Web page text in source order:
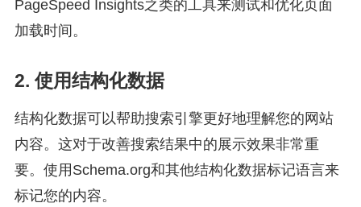
PageSpeed Insights之类的工具来测试和优化页面
加载时间。
2. 使用结构化数据
结构化数据可以帮助搜索引擎更好地理解您的网站
内容。这对于改善搜索结果中的展示效果非常重
要。使用Schema.org和其他结构化数据标记语言来
标记您的内容。